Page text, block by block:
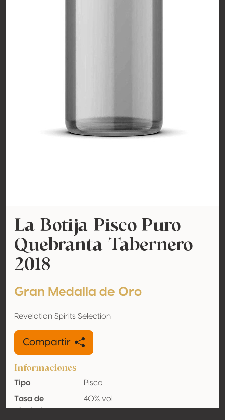
La Botija Pisco Puro
Quebranta Tabernero
2018
Gran Medalla de Oro
Revelation Spirits Selection
Compartir
Informaciones
Tipo
Pisco
Tasa de
alcohol
40% vol